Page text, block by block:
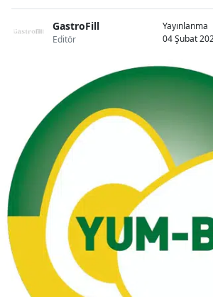
GastroFill
Editör
Yayınlanma
04 Şubat